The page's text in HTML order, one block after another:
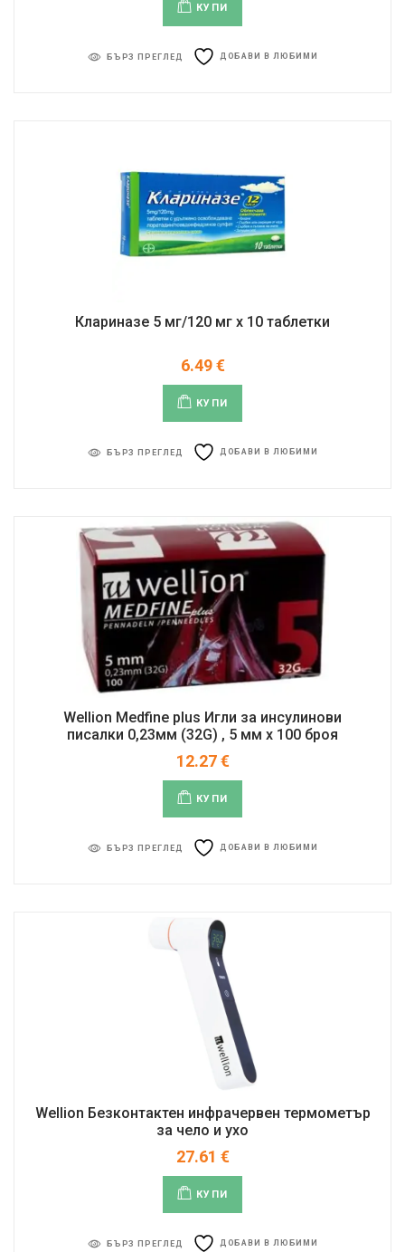
КУПИ
БЪРЗ ПРЕГЛЕД ДОБАВИ В ЛЮБИМИ
Клариназе 5 мг/120 мг x 10 таблетки
6.49€
КУПИ
БЪРЗ ПРЕГЛЕД ДОБАВИ В ЛЮБИМИ
Wellion Medfine plus Игли за инсулинови
писалки 0,23мм (32G) , 5 мм x 100 броя
12.27€
КУПИ
БЪРЗ ПРЕГЛЕД ДОБАВИ В ЛЮБИМИ
Wellion Безконтактен инфрачервен термометър
за чело и ухо
27.61 €
КУПИ
БЪРЗ ПРЕГЛЕД ДОБАВИ В ЛЮБИМИ